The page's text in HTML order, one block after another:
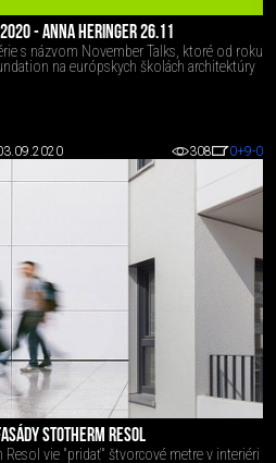
- ANNA HERINGER 26.11
s názvom November Talks, ktoré od roku
na európskych školách architektúry
308 0+9-0
STOTHERM RESOL
Resol vie "pridať" štvorcové metre v interiéri